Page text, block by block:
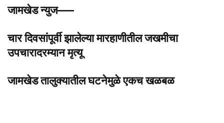
जामखेड न्युज—–
चार दिवसांपूर्वी झालेल्या मारहाणीतील जखमीचा
उपचारादरम्यान मृत्यू
जामखेड तालुक्यातील घटनेमुळे एकच खळबळ